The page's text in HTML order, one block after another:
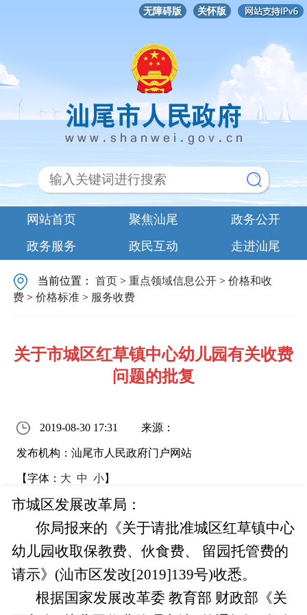
无障碍版 关怀版
网站首页 聚焦汕尾
政务公开
政务服务
政民互动 走进汕尾
当前位置：首页 >重点领域信息公开 >价格和收
费 >价格标准 > 服务收费
关于市城区红草镇中心幼儿园有关收费
问题的批复
2019-08-30 17:31 来源：
发布机构：汕尾市人民政府门户网站
【字体： 大 中 小】
市城区发展改革局：
你局报来的《关于请批准城区红草镇中心
幼儿园收取保教费、伙食费、 留园托管费的
请示》(汕市区发改[2019]139号)收悉。
根据国家发展改革委 教育部 财政部《关